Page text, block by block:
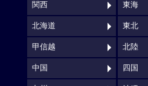
関西 東海
北海道 東北
甲信越 北陸
中国 四国